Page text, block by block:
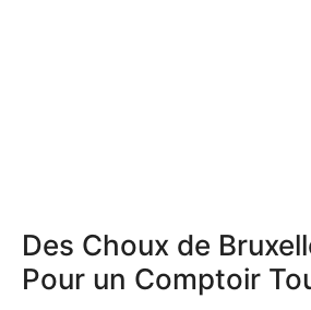
Des Choux de
Pour un Comptoir